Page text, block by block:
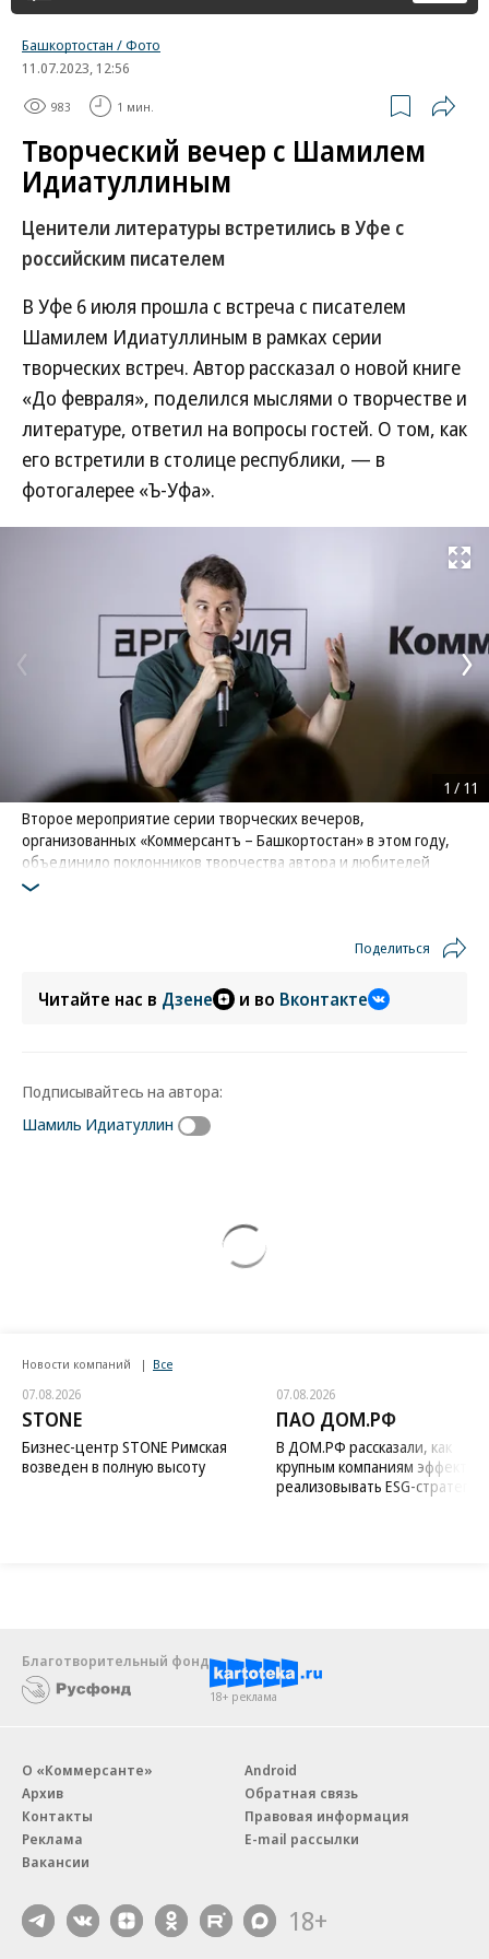
Башкортостан / Фото
11.07.2023, 12:56
983 1 мин.
Творческий вечер с Шамилем
Идиатуллиным
Ценители литературы встретились в Уфе с
российским писателем
В Уфе 6 июля прошла с встреча с писателем
Шамилем Идиатуллиным в рамках серии
творческих встреч. Автор рассказал о новой книге
«До февраля», поделился мыслями о творчестве и
литературе, ответил на вопросы гостей. О том, как
его встретили в столице республики, — в
фотогалерее «Ъ-Уфа».
Развернуть
Второе мероприятие серии творческих вечеров,
организованных «Коммерсантъ – Башкортостан» в этом году,
объединило поклонников творчества автора и любителей
Шамиля Идиатуллина
1 / 11
Поделиться
Читайте нас в Дзене и во Вконтакте
Подписывайтесь на автора:
Шамиль Идиатуллин
Новости компаний Все
07.08.2026
STONE
Бизнес-центр STONE Римская
возведен в полную высоту
07.08.2026
ПАО ДОМ.РФ
В ДОМ.РФ рассказали, как
крупным компаниям
реализовывать ESG-стратегию
Благотворительный фонд
18+ реклама
О «Коммерсанте»
Архив
Контакты
Реклама
Вакансии
Android
Обратная связь
Правовая информация
E-mail рассылки
18+